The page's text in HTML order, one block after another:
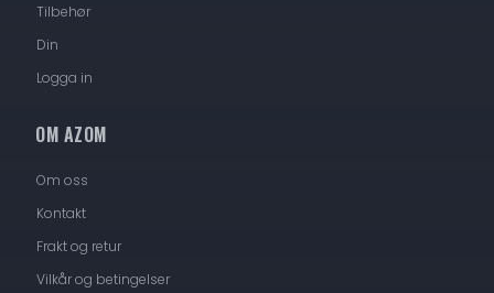
Tilbehør
Din
Logga in
OM AZOM
Om oss
Kontakt
Frakt og retur
Vilkår og betingelser